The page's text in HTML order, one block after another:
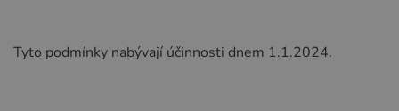
Tyto podmínky nabývají účinnosti dnem 1.1.2024.